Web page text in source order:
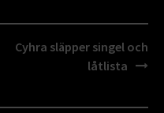
Cyhra släpper singel och
låtlista